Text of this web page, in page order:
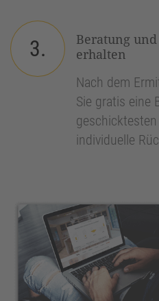
3.
Beratung
erhalten
Nach dem
Sie gratis eine
individuelle